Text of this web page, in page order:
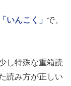
「いんこく」 で、
し特殊な重箱読
読み方が正しい